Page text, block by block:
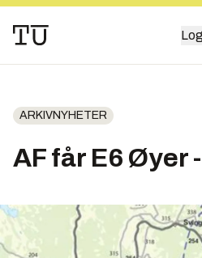
ARKIVNYHETER
AF får E6 Øyer